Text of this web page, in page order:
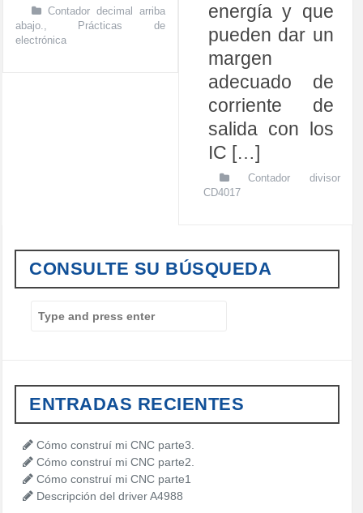
Contador decimal arriba
abajo.,
Prácticas de
electrónica
energía y que
pueden dar un
margen
adecuado de
corriente de
salida con los
IC […]
Contador divisor
CD4017
CONSULTE SU BÚSQUEDA
h
f
o
r
:
ENTRADAS RECIENTES
Cómo construí mi CNC parte3.
Cómo construí mi CNC parte2.
Cómo construí mi CNC parte1
Descripción del driver A4988